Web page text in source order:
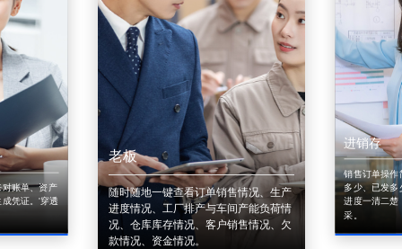
账单、资产
凭证。'穿透
老板
随时随地一键查看订单销售情况、生产
进度情况、工厂排产与车间产能负荷情
况、仓库库存情况、客户销售情况、欠
款情况、资金情况。
进销存
销售订单操作
多少、已发多
进度一清二楚
采。